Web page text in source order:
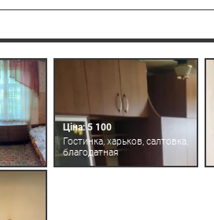
Ціна: 5 100
Гостинка, харьков, салтовка,
благодатная